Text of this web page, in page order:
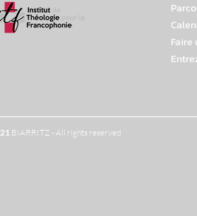
Faire
21 BIARRITZ - All rights reserved